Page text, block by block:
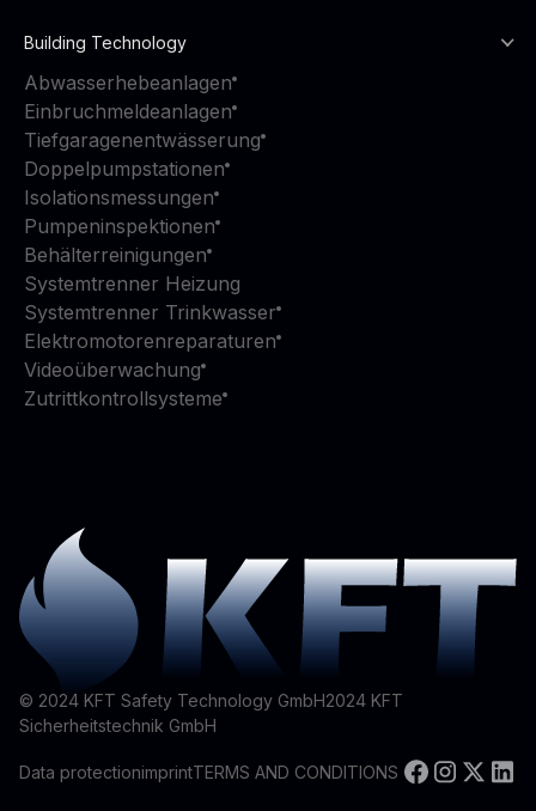
Building Technology
Abwasserhebeanlagen
Einbruchmeldeanlagen
Tiefgaragenentwässerung
Doppelpumpstationen
Isolationsmessungen
Pumpeninspektionen
Behälterreinigungen
Systemtrenner Heizung
Systemtrenner Trinkwasser
Elektromotorenreparaturen
Videoüberwachung
Zutrittkontrollsysteme
© 2024 KFT Safety Technology GmbH2024 KFT
Sicherheitstechnik GmbH
Data protectionimprintTERMS AND CONDITIONS